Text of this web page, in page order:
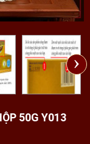
›
50G Y013